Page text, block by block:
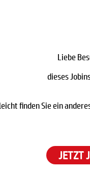
Liebe
dieses
finden Sie ein
JETZT